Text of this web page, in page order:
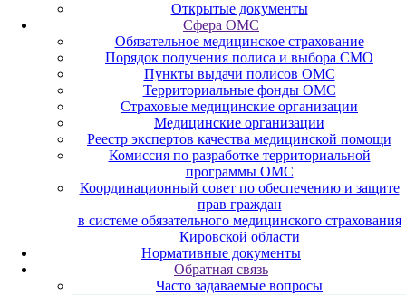
Открытые документы
Сфера ОМС
Обязательное медицинское страхование
Порядок получения полиса и выбора СМО
Пункты выдачи полисов ОМС
Территориальные фонды ОМС
Страховые медицинские организации
Медицинские организации
Реестр экспертов качества медицинской помощи
Комиссия по разработке территориальной
программы ОМС
Координационный совет по обеспечению и защите
прав граждан
в системе обязательного медицинского страхования
Кировской области
Нормативные документы
Обратная связь
Часто задаваемые вопросы